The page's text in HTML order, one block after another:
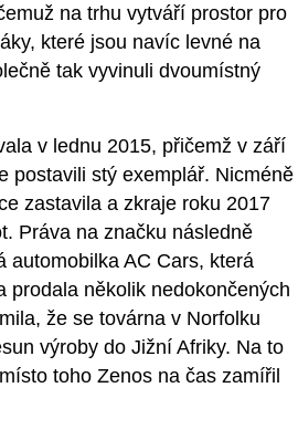
na trhu vytváří prostor pro
které jsou navíc levné na
tak vyvinuli dvoumístný
v lednu 2015, přičemž v září
postavili stý exemplář. Nicméně
zastavila a zkraje roku 2017
Práva na značku následně
automobilka AC Cars, která
prodala několik nedokončených
že se továrna v Norfolku
výroby do Jižní Afriky. Na to
toho Zenos na čas zamířil